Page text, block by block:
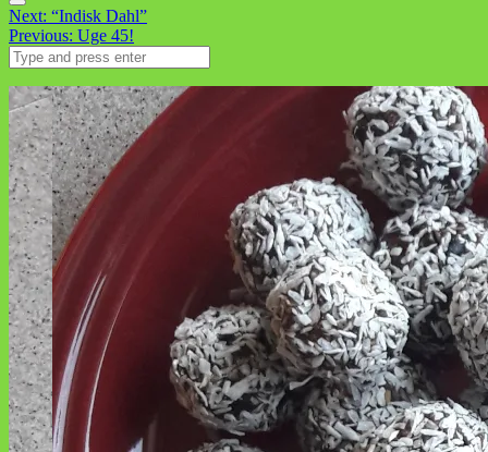
Menu
Post
navigation
Next: “Indisk Dahl”
Previous: Uge 45!
Search